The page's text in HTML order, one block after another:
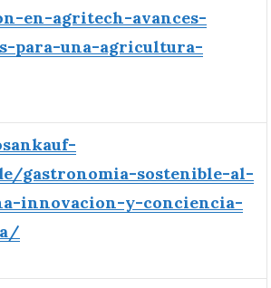
en-agritech-avances-
para-una-agricultura-
gastronomia-sostenible-al-
innovacion-y-conciencia-